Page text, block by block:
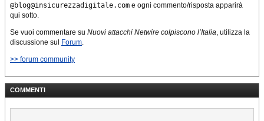
@blog@insicurezzadigitale.com e ogni commento/risposta apparirà
qui sotto.
Se vuoi commentare su Nuovi attacchi Netwire colpiscono l’Italia , utilizza la
discussione sul Forum
>> forum community
COMMENTI